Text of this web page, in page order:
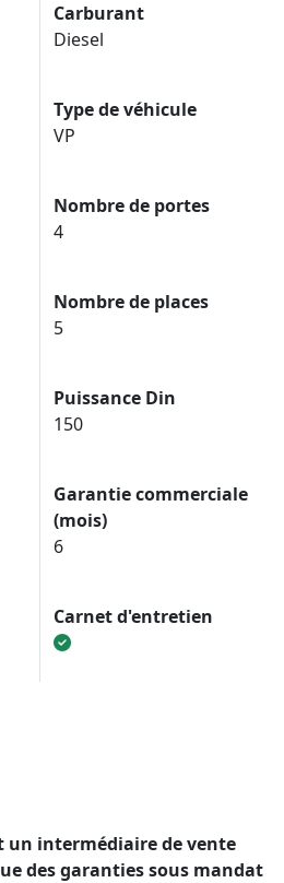
Carburant
Diesel
Type de véhicule
VP
Nombre de portes
4
Nombre de places
5
Puissance Din
150
Garantie commerciale
(mois)
6
Carnet d'entretien
un intermédiaire de vente
des garanties sous mandat